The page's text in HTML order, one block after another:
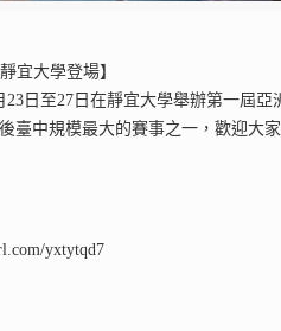
宜大學登場】
日至27日在靜宜大學舉辦第一屆
臺中規模最大的賽事之一，歡迎大
yxtytqd7